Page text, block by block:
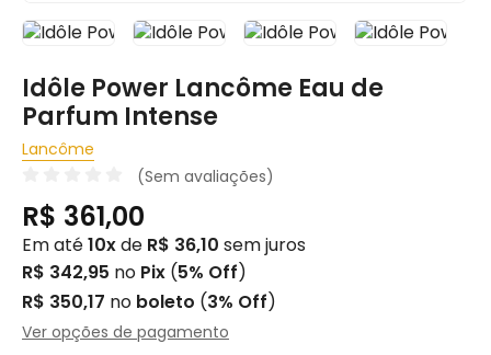
Idôle Power Lancôme Eau de
Parfum Intense
Lancôme
(Sem avaliações)
R$ 361,00
Em até10xde R$ 36,10 sem juros
R$ 342,95 no Pix (5% Off)
R$ 350,17 no boleto (3% Off)
Ver opções de pagamento